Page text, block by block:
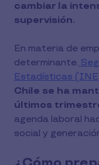
cambiar la
supervisión.
En materia de
determinante.
Estadísticas
Chile se ha
últimos
agenda laboral
social y